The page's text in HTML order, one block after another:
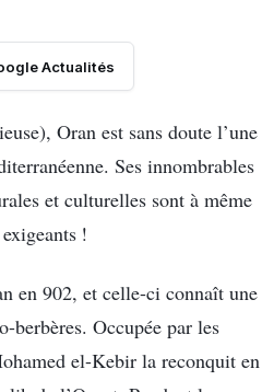
Actualités
Oran est sans doute l’une
Ses innombrables
et culturelles sont à même
!
en 902, et celle-ci connaît une
berbères. Occupée par les
el-Kebir la reconquit en